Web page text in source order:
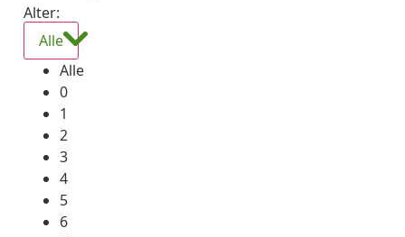
Alter:
Alle
Alle
0
1
2
3
4
5
6